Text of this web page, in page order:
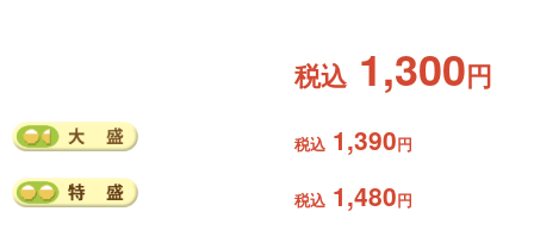
税込1,300円
税込 1,390円
税込 1,480円